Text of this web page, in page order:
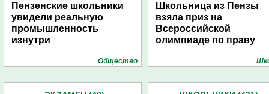
Пензенские школьники
увидели реальную
промышленность
изнутри
Общество
Школьница из Пензы
взяла приз на
Всероссийской
олимпиаде по праву